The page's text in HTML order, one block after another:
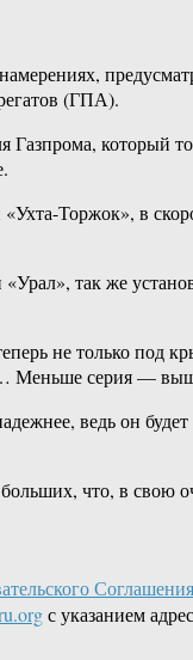
(ГПА).
который
Торжок», в
так же
не только под
Меньше серия —
ведь он будет
что, в свою
Соглашения
с указанием